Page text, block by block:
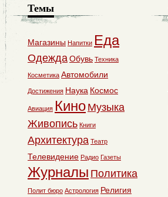
Темы
Магазины Напитки Еда
ОдеждаОбувь Техника
Косметика Автомобили
Достижения Наука Космос
Авиация Кино Музыка
Живопись Книги
Архитектура Театр
Телевидение Радио Газеты
Журналы Политика
Полит бюро Астрология Религия